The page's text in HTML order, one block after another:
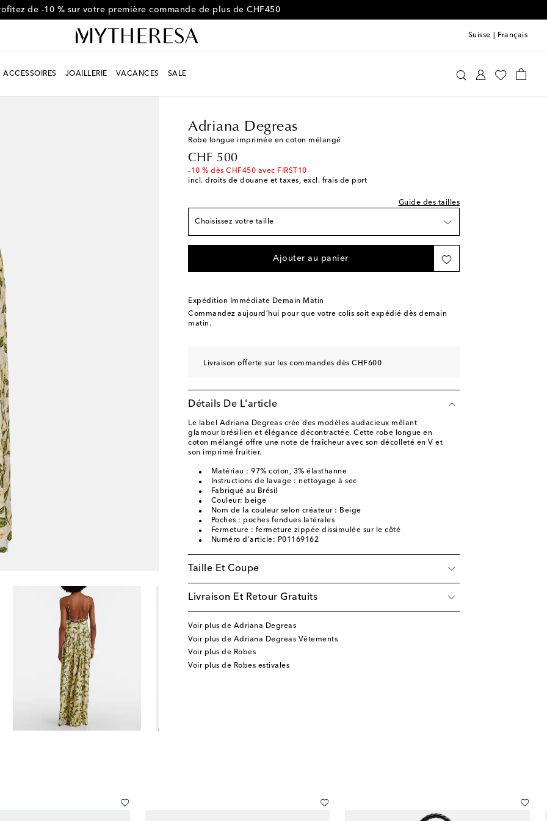
de -10 % sur votre première commande de plus de CHF450
Suisse Français
ACCESSOIRES JOAILLERIE VACANCES SALE
Adriana Degreas
Robe longue imprimée en coton mélangé
CHF 500
original price
-10 % dès CHF450 avec FIRST10
incl. droits de douane et taxes, excl. frais de port
Guide des tailles
Choisissez votre taille
XS Dernière pièce
S
L Stock faible
Ajouter au panier
Expédition Immédiate Demain Matin
Commandez aujourd’hui pour que votre colis soit expédié dès demain
matin.
Livraison offerte sur les commandes dès CHF600
Détails De L'article
Le label Adriana Degreas crée des modèles audacieux mêlant
glamour brésilien et élégance décontractée. Cette robe longue en
coton mélangé offre une note de fraîcheur avec son décolleté en V et
son imprimé fruitier.
Matériau : 97% coton, 3% élasthanne
Instructions de lavage : nettoyage à sec
Fabriqué au Brésil
Couleur: beige
Nom de la couleur selon créateur : Beige
Poches : poches fendues latérales
Fermeture : fermeture zippée dissimulée sur le côté
Numéro d'article: P01169162
Taille Et Coupe
Livraison Et Retour Gratuits
Voir plus de Adriana Degreas
Voir plus de Adriana Degreas Vêtements
Voir plus de Robes
Voir plus de Robes estivales